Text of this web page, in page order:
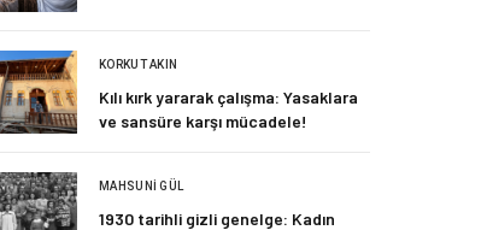
KORKUT AKIN
Kılı kırk yararak çalışma: Yasaklara
ve sansüre karşı mücadele!
MAHSUNI GÜL
1930 tarihli gizli genelge: Kadın